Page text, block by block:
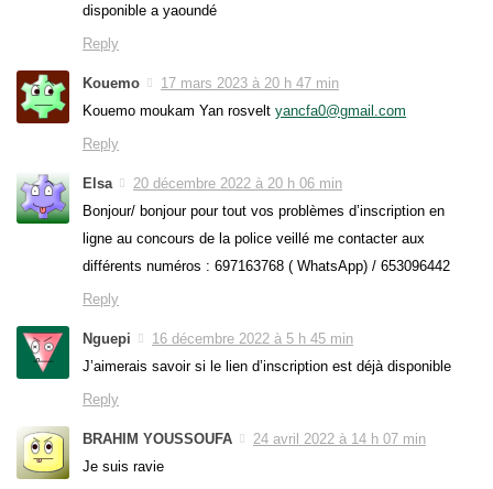
disponible a yaoundé
Reply
Kouemo
17 mars 2023 à 20 h 47 min
Kouemo moukam Yan rosvelt yancfa0@gmail.com
Reply
Elsa
20 décembre 2022 à 20 h 06 min
Bonjour/ bonjour pour tout vos problèmes d’inscription en
ligne au concours de la police veillé me contacter aux
différents numéros : 697163768 ( WhatsApp) / 653096442
Reply
Nguepi
16 décembre 2022 à 5 h 45 min
J’aimerais savoir si le lien d’inscription est déjà disponible
Reply
BRAHIM YOUSSOUFA
24 avril 2022 à 14 h 07 min
Je suis ravie